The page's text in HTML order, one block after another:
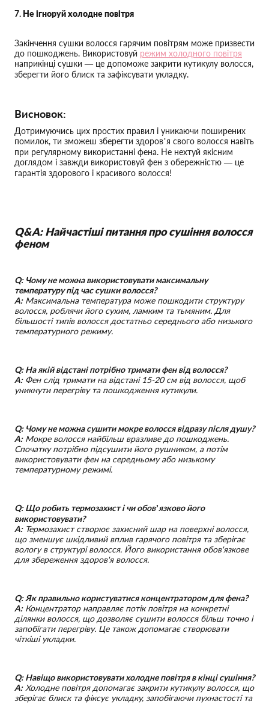
7. Не ігноруй холодне повітря
Закінчення сушки волосся гарячим повітрям може призвести
до пошкоджень. Використовуй режим холодного повітря
наприкінці сушки — це допоможе закрити кутикулу волосся,
зберегти його блиск та зафіксувати укладку.
Висновок:
Дотримуючись цих простих правил і уникаючи поширених
помилок, ти зможеш зберегти здоров’я свого волосся навіть
при регулярному використанні фена. Не нехтуй якісним
доглядом і завжди використовуй фен з обережністю — це
гарантія здорового і красивого волосся!
Q&A: Найчастіші питання про сушіння волосся
феном
Q: Чому не можна використовувати максимальну
температуру під час сушки волосся?
A:Максимальна температура може пошкодити структуру
волосся, роблячи його сухим, ламким та тьмяним. Для
більшості типів волосся достатньо середнього або низького
температурного режиму.
Q: На якій відстані потрібно тримати фен від волосся?
A:Фен слід тримати на відстані 15-20 см від волосся, щоб
уникнути перегріву та пошкодження кутикули.
Q: Чому не можна сушити мокре волосся відразу після душу?
A:Мокре волосся найбільш вразливе до пошкоджень.
Спочатку потрібно підсушити його рушником, а потім
використовувати фен на середньому або низькому
температурному режимі.
Q: Що робить термозахист і чи обов’язково його
використовувати?
A:Термозахист створює захисний шар на поверхні волосся,
що зменшує шкідливий вплив гарячого повітря та зберігає
вологу в структурі волосся. Його використання обов'язкове
для збереження здоров'я волосся.
Q: Як правильно користуватися концентратором для фена?
A:Концентратор направляє потік повітря на конкретні
ділянки волосся, що дозволяє сушити волосся більш точно і
запобігати перегріву. Це також допомагає створювати
чіткіші укладки.
Q: Навіщо використовувати холодне повітря в кінці сушіння?
A:Холодне повітря допомагає закрити кутикулу волосся, що
зберігає блиск та фіксує укладку, запобігаючи пухнастості та